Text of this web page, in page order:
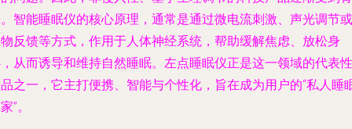
智能睡眠仪的核心原理，通常是通过微电流刺激、声光调节或
反馈等方式，作用于人体神经系统，帮助缓解焦虑、放松身
从而诱导和维持自然睡眠。左点睡眠仪正是这一领域的代表性
之一，它主打便携、智能与个性化，旨在成为用户的“私人睡
”。